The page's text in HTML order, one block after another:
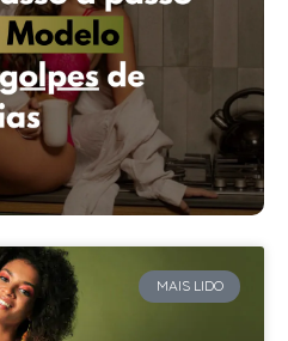
MAIS LIDO